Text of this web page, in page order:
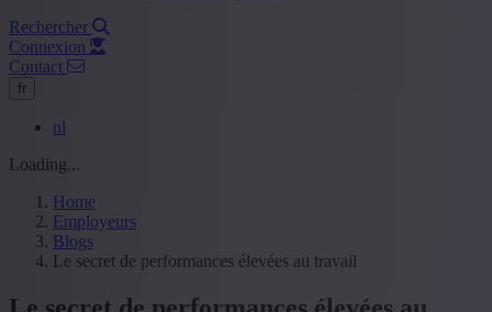
Rechercher
Connexion
Contact
fr
nl
Loading...
Home
Employeurs
Blogs
Le secret de performances élevées au travail